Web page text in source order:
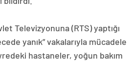
Televizyonuna (RTS) yaptığı
yanık” vakalarıyla mücadele
hastaneler, yoğun bakım